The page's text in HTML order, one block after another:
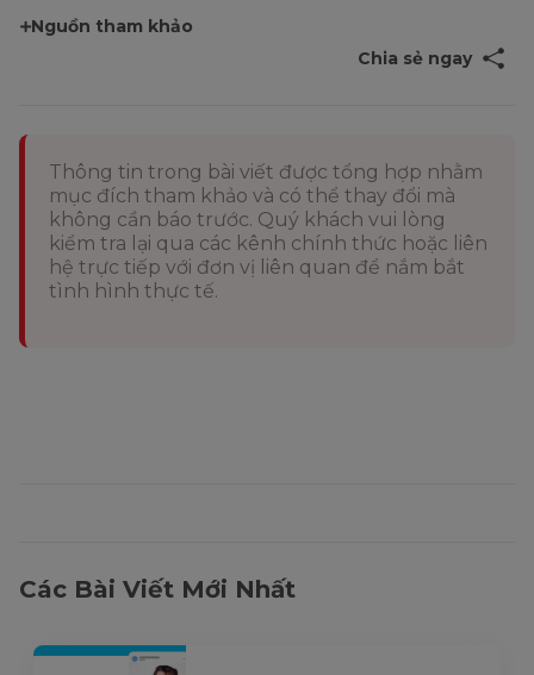
Nguồn tham khảo
Chia sẻ ngay
Thông tin trong bài viết được tổng hợp nhằm
mục đích tham khảo và có thể thay đổi mà
không cần báo trước. Quý khách vui lòng
kiểm tra lại qua các kênh chính thức hoặc liên
hệ trực tiếp với đơn vị liên quan để nắm bắt
tình hình thực tế.
Các Bài Viết Mới Nhất